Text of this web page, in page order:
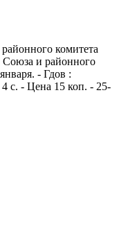
комитета
Союза и районного
- Гдов :
с. - Цена 15 коп. - 25-